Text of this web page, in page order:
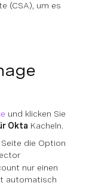
(CSA), um es
und klicken Sie
Okta Kacheln.
die Option
nur einen
automatisch